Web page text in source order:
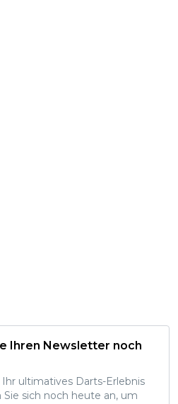
Ihren Newsletter noch
Ihr ultimatives Darts-Erlebnis
sich noch heute an, um